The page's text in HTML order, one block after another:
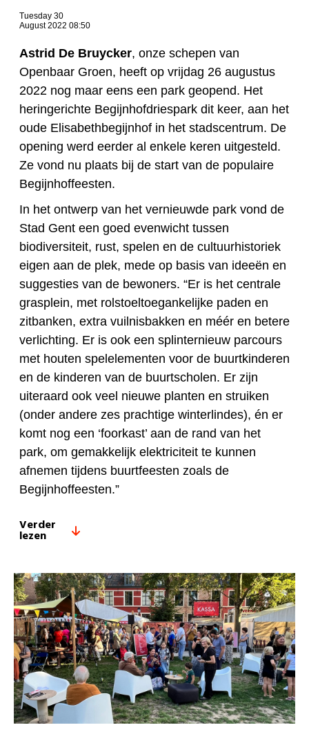
Tuesday 30
August 2022 08:50
Astrid De Bruycker, onze schepen van
Openbaar Groen, heeft op vrijdag 26 augustus
2022 nog maar eens een park geopend. Het
heringerichte Begijnhofdriespark dit keer, aan het
oude Elisabethbegijnhof in het stadscentrum. De
opening werd eerder al enkele keren uitgesteld.
Ze vond nu plaats bij de start van de populaire
Begijnhoffeesten.
In het ontwerp van het vernieuwde park vond de
Stad Gent een goed evenwicht tussen
biodiversiteit, rust, spelen en de cultuurhistoriek
eigen aan de plek, mede op basis van ideeën en
suggesties van de bewoners. “Er is het centrale
grasplein, met rolstoeltoegankelijke paden en
zitbanken, extra vuilnisbakken en méér en betere
verlichting. Er is ook een splinternieuw parcours
met houten spelelementen voor de buurtkinderen
en de kinderen van de buurtscholen. Er zijn
uiteraard ook veel nieuwe planten en struiken
(onder andere zes prachtige winterlindes), én er
komt nog een ‘foorkast’ aan de rand van het
park, om gemakkelijk elektriciteit te kunnen
afnemen tijdens buurtfeesten zoals de
Begijnhoffeesten.”
Verder
lezen